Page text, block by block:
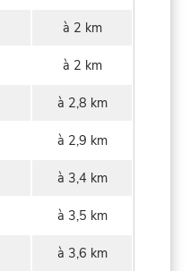
à 2 km
à 2 km
à 2,8 km
à 2,9 km
à 3,4 km
à 3,5 km
à 3,6 km